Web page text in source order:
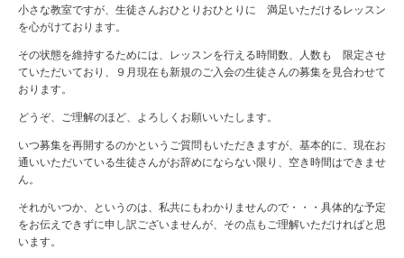
小さな教室ですが、生徒さんおひとりおひとりに 満足いただけるレッスン
を心がけております。
その状態を維持するためには、レッスンを行える時間数、人数も 限定させ
ていただいており、９月現在も新規のご入会の生徒さんの募集を見合わせて
おります。
どうぞ、ご理解のほど、よろしくお願いいたします。
いつ募集を再開するのかというご質問もいただきますが、基本的に、現在お
通いいただいている生徒さんがお辞めにならない限り、空き時間はできませ
ん。
それがいつか、というのは、私共にもわかりませんので・・・具体的な予定
をお伝えできずに申し訳ございませんが、その点もご理解いただければと思
います。